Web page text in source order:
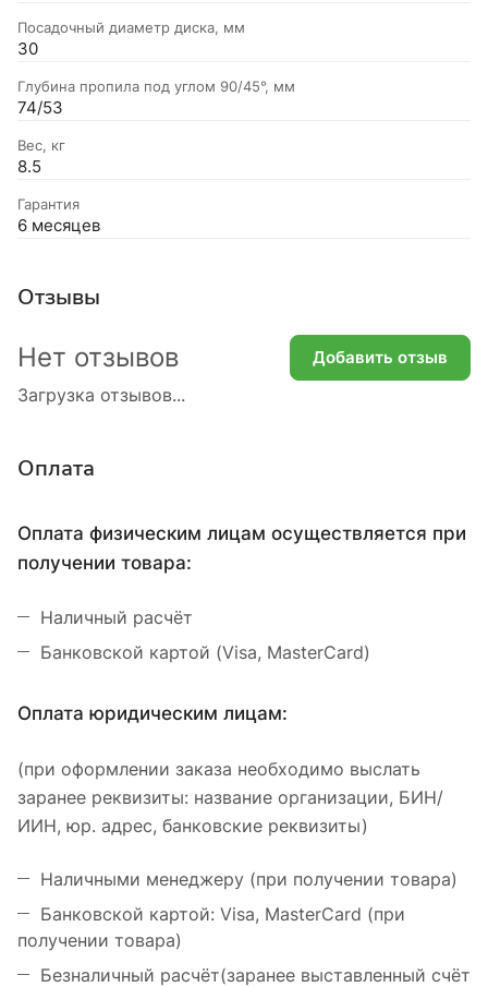
Посадочный диаметр диска, мм
30
Глубина пропила под углом 90/45°, мм
74/53
Вес, кг
8.5
Гарантия
6 месяцев
Отзывы
Загрузка отзывов...
Нет отзывов Добавить отзыв
Оплата
Оплата физическим лицам осуществляется при
получении товара:
Наличный расчёт
Банковской картой (Visa, MasterCard)
Оплата юридическим лицам:
(при оформлении заказа необходимо выслать
заранее реквизиты: название организации, БИН/
ИИН, юр. адрес, банковские реквизиты)
Наличными менеджеру (при получении товара)
Банковской картой: Visa, MasterCard (при
получении товара)
Безналичный расчёт(заранее выставленный счёт